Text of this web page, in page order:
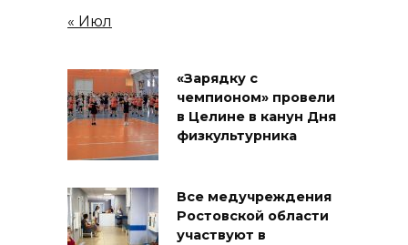
« Июл
«Зарядку с
чемпионом» провели
в Целине в канун Дня
физкультурника
Все медучреждения
Ростовской области
участвуют в